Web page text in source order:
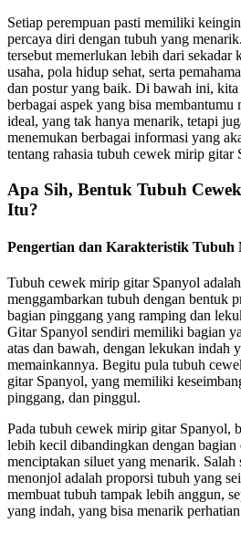
Setiap perempuan pasti memiliki
percaya diri dengan tubuh yang
tersebut memerlukan lebih dari sekadar
usaha, pola hidup sehat, serta
dan postur yang baik. Di bawah ini, kita
berbagai aspek yang bisa membantumu
ideal, yang tak hanya menarik, tetapi
menemukan berbagai informasi yang
tentang rahasia tubuh cewek mirip gitar
Apa Sih, Bentuk Tubuh
Itu?
Pengertian dan Karakteristik
Tubuh cewek mirip gitar Spanyol
menggambarkan tubuh dengan bentuk
bagian pinggang yang ramping dan
Gitar Spanyol sendiri memiliki bagian
atas dan bawah, dengan lekukan indah
memainkannya. Begitu pula tubuh
gitar Spanyol, yang memiliki
pinggang, dan pinggul.
Pada tubuh cewek mirip gitar Spanyol,
lebih kecil dibandingkan dengan bagian
menciptakan siluet yang menarik. Salah
menonjol adalah proporsi tubuh yang
membuat tubuh tampak lebih anggun,
yang indah, yang bisa menarik